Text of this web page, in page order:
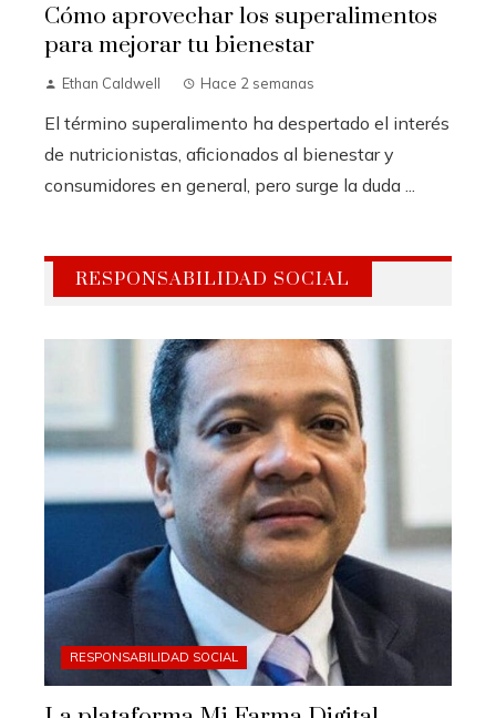
Cómo aprovechar los superalimentos
para mejorar tu bienestar
Ethan Caldwell Hace 2 semanas
El término superalimento ha despertado el interés
de nutricionistas, aficionados al bienestar y
consumidores en general, pero surge la duda ...
RESPONSABILIDAD SOCIAL
RESPONSABILIDAD SOCIAL